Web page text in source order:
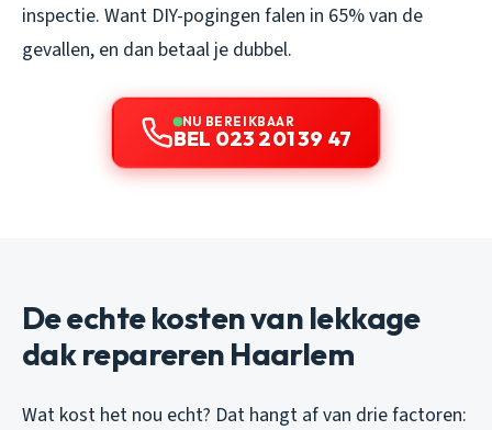
inspectie. Want DIY-pogingen falen in 65% van de
gevallen, en dan betaal je dubbel.
NU BEREIKBAAR
BEL 023 201 39 47
De echte kosten van lekkage
dak repareren Haarlem
Wat kost het nou echt? Dat hangt af van drie factoren: